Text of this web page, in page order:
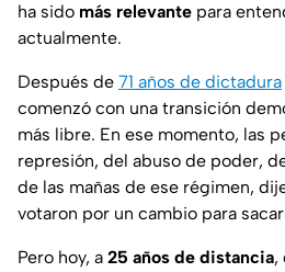
ha sido más relevante para
actualmente.
Después de 71 años de dictadura
comenzó con una transición
más libre. En ese momento, las
represión, del abuso de poder,
de las mañas de ese régimen,
votaron por un cambio para
Pero hoy, a 25 años de distancia,